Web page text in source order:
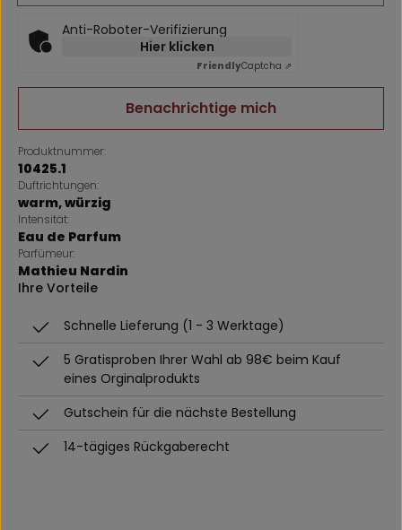
Anti-Roboter-Verifizierung
Hier klicken
FriendlyCaptcha ⇗
Benachrichtige mich
Produktnummer:
10425.1
Duftrichtungen:
warm, würzig
Intensität:
Eau de Parfum
Parfümeur:
Mathieu Nardin
Ihre Vorteile
Schnelle Lieferung (1 - 3 Werktage)
5 Gratisproben Ihrer Wahl ab 98€ beim Kauf
eines Orginalprodukts
Gutschein für die nächste Bestellung
14-tägiges Rückgaberecht